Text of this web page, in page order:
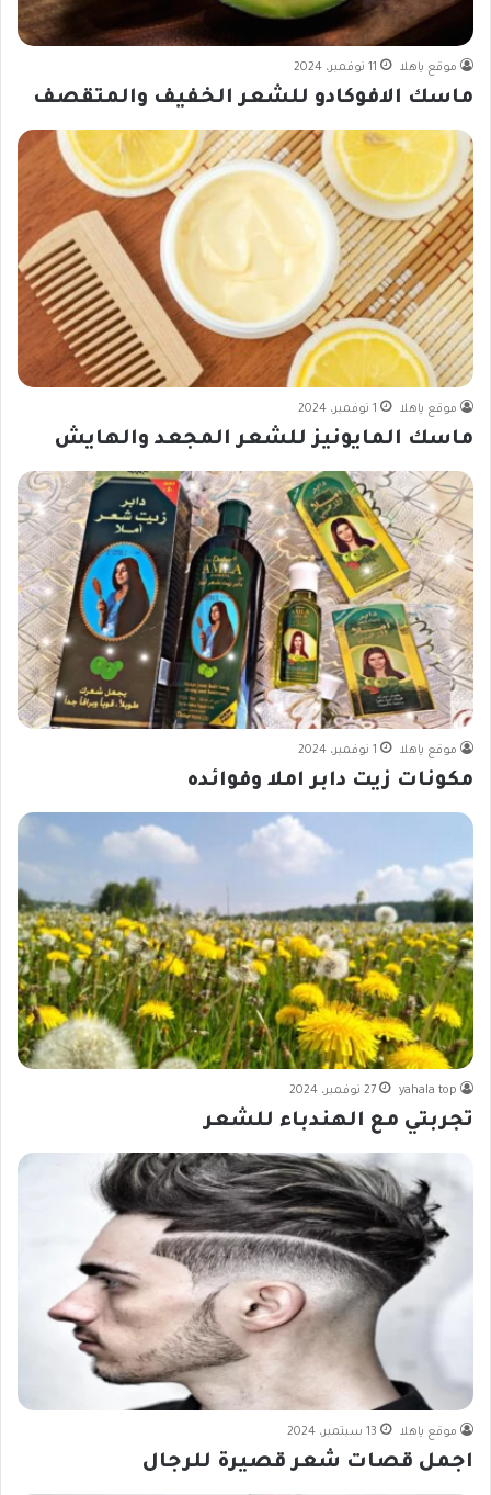
موقع ياهلا 11 نوفمبر، 2024
ماسك الافوكادو للشعر الخفيف والمتقصف
موقع ياهلا 1 نوفمبر، 2024
ماسك المايونيز للشعر المجعد والهايش
موقع ياهلا 1 نوفمبر، 2024
مكونات زيت دابر املا وفوائده
yahala top 27 نوفمبر، 2024
تجربتي مع الهندباء للشعر
موقع ياهلا 13 سبتمبر، 2024
اجمل قصات شعر قصيرة للرجال